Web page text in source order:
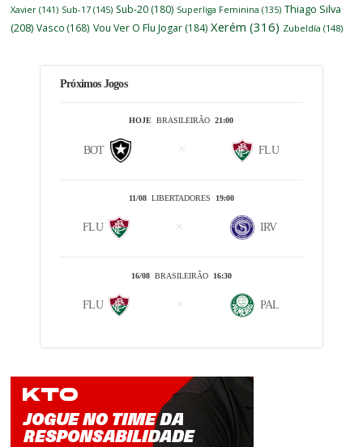
Xavier (141) Sub-17 (145) Sub-20 (180) Superliga Feminina (135) Thiago Silva
(208) Vasco (168) Vou Ver O Flu Jogar (184) Xerém (316) Zubeldía (148)
Próximos Jogos
HOJE BRASILEIRÃO21:00
BOT FLU
11/08LIBERTADORES 19:00
FLU IRV
16/08BRASILEIRÃO 16:30
FLU PAL